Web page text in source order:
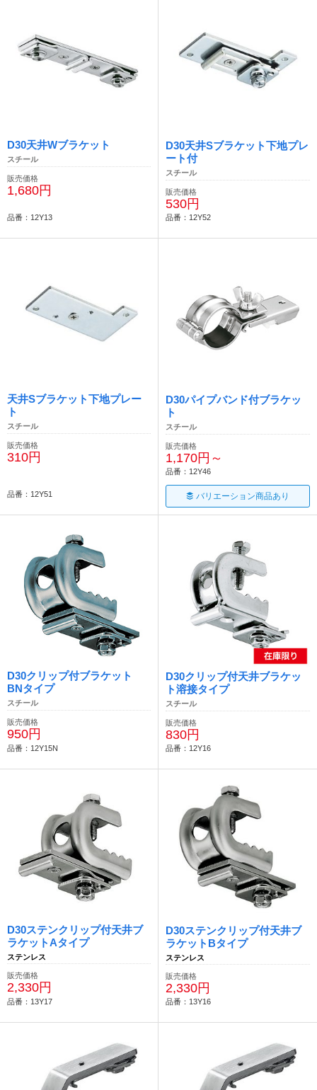
D30天井Wブラケット
スチール
販売価格
1,680円
品番：12Y13
D30天井Sブラケット下地プレ
ート付
スチール
販売価格
530円
品番：12Y52
天井Sブラケット下地プレー
ト
スチール
販売価格
310円
品番：12Y51
D30パイプバンド付ブラケッ
ト
スチール
販売価格
1,170円～
品番：12Y46
バリエーション商品あり
D30クリップ付ブラケット
BNタイプ
スチール
販売価格
950円
品番：12Y15N
D30クリップ付天井ブラケッ
ト溶接タイプ
スチール
販売価格
830円
品番：12Y16
D30ステンクリップ付天井ブ
ラケットAタイプ
ステンレス
販売価格
2,330円
品番：13Y17
D30ステンクリップ付天井ブ
ラケットBタイプ
ステンレス
販売価格
2,330円
品番：13Y16